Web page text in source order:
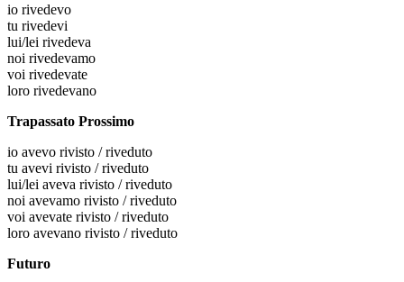
io rivedevo
tu rivedevi
lui/lei rivedeva
noi rivedevamo
voi rivedevate
loro rivedevano
Trapassato Prossimo
io avevo rivisto / riveduto
tu avevi rivisto / riveduto
lui/lei aveva rivisto / riveduto
noi avevamo rivisto / riveduto
voi avevate rivisto / riveduto
loro avevano rivisto / riveduto
Futuro